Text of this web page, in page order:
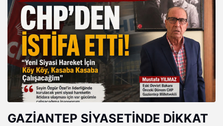
GAZİANTEP SİYASETİNDE DİKKAT